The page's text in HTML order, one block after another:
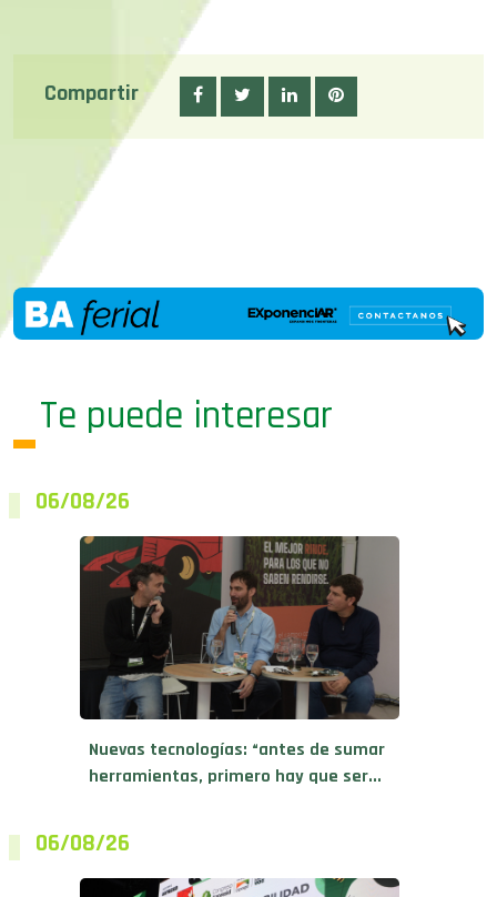
Compartir
Te puede interesar
06/08/26
Nuevas tecnologías: “antes de sumar
herramientas, primero hay que ser...
06/08/26